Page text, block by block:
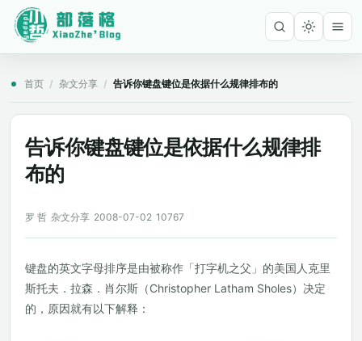
首页 / 杂文分享 / 告诉你键盘键位是依据什么规律排布的
告诉你键盘键位是依据什么规律排
布的
罗 哲 杂文分享 2008-07-02 10767
键盘的英文字母排序是由被称作「打字机之父」的美国人克里
斯托夫．拉森．肖尔斯（Christopher Latham Sholes）决定
的，原因就有以下解释：